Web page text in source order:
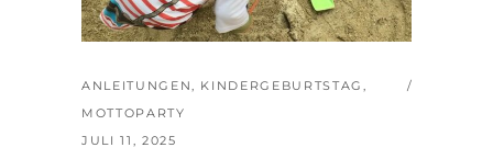
ANLEITUNGEN, KINDERGEBURTSTAG ,
MOTTOPARTY
JULI 11, 2025